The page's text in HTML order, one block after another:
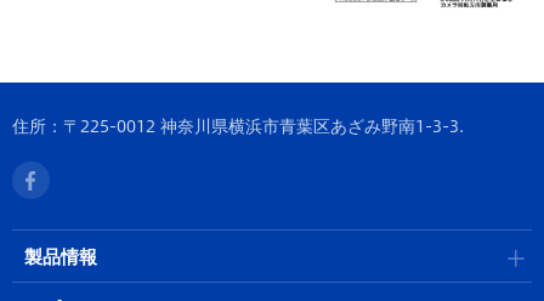
住所：〒225-0012 神奈川県横浜市青葉区あざみ野南1-3-3.
製品情報